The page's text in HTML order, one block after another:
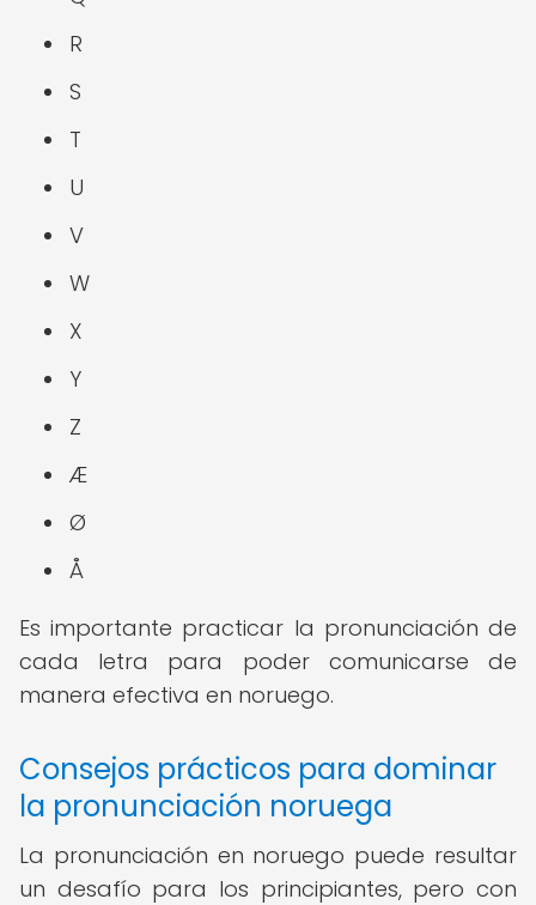
R
S
T
U
V
W
X
Y
Z
Æ
Ø
Å
Es importante practicar la pronunciación de
cada letra para poder comunicarse de
manera efectiva en noruego.
Consejos prácticos para dominar
la pronunciación noruega
La pronunciación en noruego puede resultar
un desafío para los principiantes, pero con